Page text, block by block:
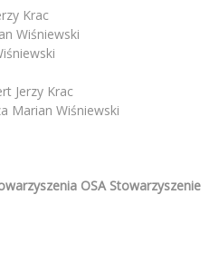
Krac
Wiśniewski
Jerzy Krac
Marian Wiśniewski
OSA Stowarzyszenie